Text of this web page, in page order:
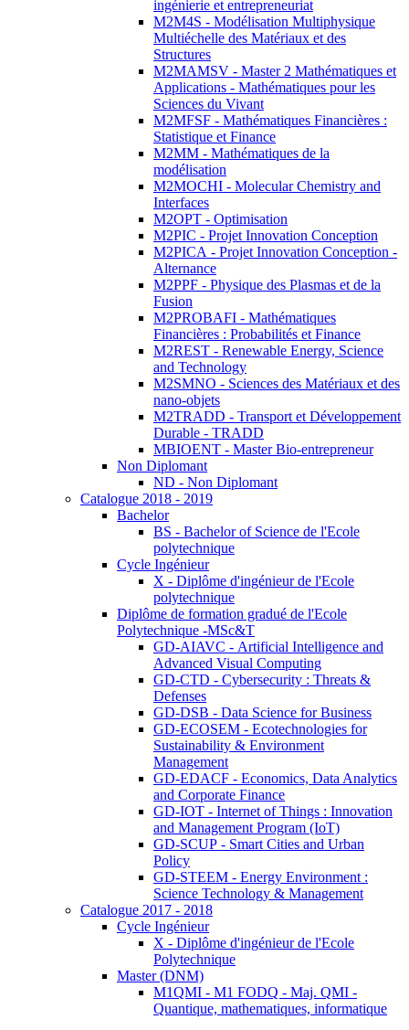
ingénierie et entrepreneuriat
M2M4S - Modélisation Multiphysique
Multiéchelle des Matériaux et des
Structures
M2MAMSV - Master 2 Mathématiques et
Applications - Mathématiques pour les
Sciences du Vivant
M2MFSF - Mathématiques Financières :
Statistique et Finance
M2MM - Mathématiques de la
modélisation
M2MOCHI - Molecular Chemistry and
Interfaces
M2OPT - Optimisation
M2PIC - Projet Innovation Conception
M2PICA - Projet Innovation Conception -
Alternance
M2PPF - Physique des Plasmas et de la
Fusion
M2PROBAFI - Mathématiques
Financières : Probabilités et Finance
M2REST - Renewable Energy, Science
and Technology
M2SMNO - Sciences des Matériaux et des
nano-objets
M2TRADD - Transport et Développement
Durable - TRADD
MBIOENT - Master Bio-entrepreneur
Non Diplomant
ND - Non Diplomant
Catalogue 2018 - 2019
Bachelor
BS - Bachelor of Science de l'Ecole
polytechnique
Cycle Ingénieur
X - Diplôme d'ingénieur de l'Ecole
polytechnique
Diplôme de formation gradué de l'Ecole
Polytechnique -MSc&T
GD-AIAVC - Artificial Intelligence and
Advanced Visual Computing
GD-CTD - Cybersecurity : Threats &
Defenses
GD-DSB - Data Science for Business
GD-ECOSEM - Ecotechnologies for
Sustainability & Environment
Management
GD-EDACF - Economics, Data Analytics
and Corporate Finance
GD-IOT - Internet of Things : Innovation
and Management Program (IoT)
GD-SCUP - Smart Cities and Urban
Policy
GD-STEEM - Energy Environment :
Science Technology & Management
Catalogue 2017 - 2018
Cycle Ingénieur
X - Diplôme d'ingénieur de l'Ecole
Polytechnique
Master (DNM)
M1QMI - M1 FODQ - Maj. QMI -
Quantique, mathematiques, informatique